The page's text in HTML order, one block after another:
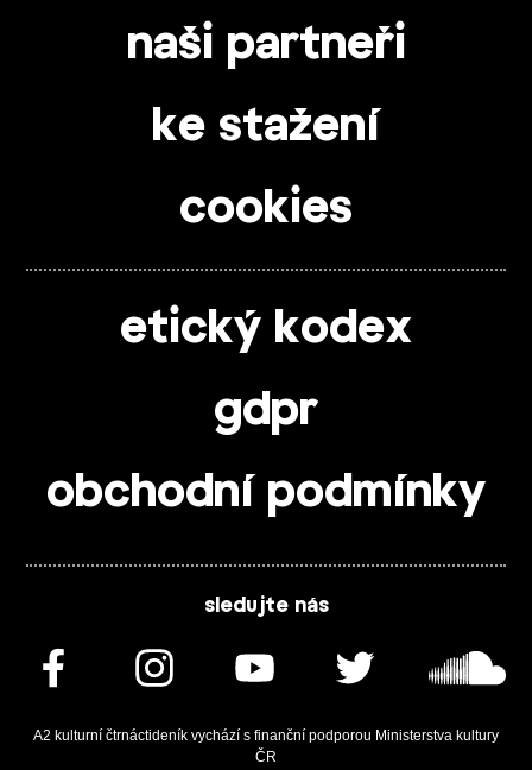
naši partneři
ke stažení
cookies
etický kodex
gdpr
obchodní podmínky
sledujte nás
A2 kulturní čtrnáctideník vychází s finanční podporou Ministerstva kultury
ČR